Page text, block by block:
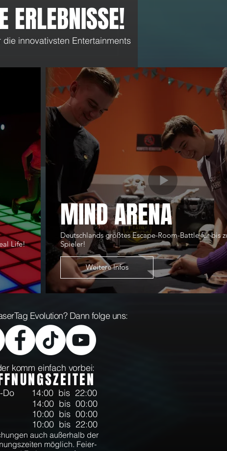
Kanal von LaserTag
Düsseldorf: Angebote &
direkt aufs Handy
ERLEBNISSE!
innovativsten Entertainments
Life!
MIND ARENA
Deutschlands größtes Escape-Room-Battle für bis
Spieler!
Weitere Infos
Evolution? Dann folge uns:
komm einfach vorbei:
Do
14:00 bis 22:00
14:00 bis 00:00
10:00 bis 00:00
10:00 bis 22:00
auch außerhalb der
möglich. Feier-